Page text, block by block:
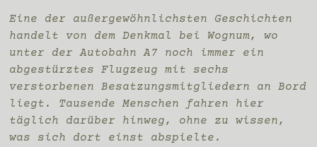
Eine der außergewöhnlichsten Geschichten
handelt von dem Denkmal bei Wognum, wo
unter der Autobahn A7 noch immer ein
abgestürztes Flugzeug mit sechs
verstorbenen Besatzungsmitgliedern an Bord
liegt. Tausende Menschen fahren hier
täglich darüber hinweg, ohne zu wissen,
was sich dort einst abspielte.